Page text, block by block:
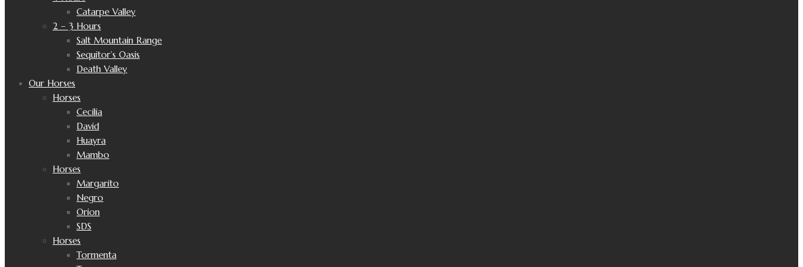
Catarpe Valley
2 – 3 Hours
Salt Mountain Range
Sequitor’s Oasis
Death Valley
Our Horses
Horses
Cecilia
David
Huayra
Mambo
Horses
Margarito
Negro
Orion
SDS
Horses
Tormenta